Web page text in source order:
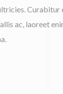
ac, laoreet